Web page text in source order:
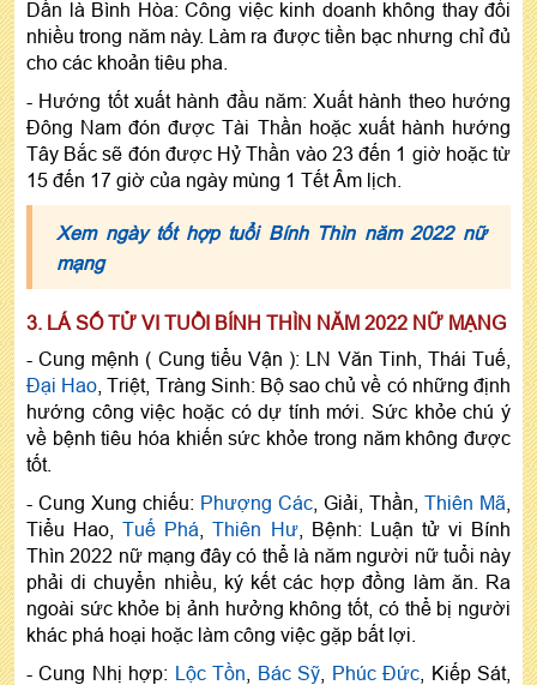
Dần là Bình Hòa: Công việc kinh doanh không thay đổi
nhiều trong năm này. Làm ra được tiền bạc nhưng chỉ đủ
cho các khoản tiêu pha.
- Hướng tốt xuất hành đầu năm: Xuất hành theo hướng
Đông Nam đón được Tài Thần hoặc xuất hành hướng
Tây Bắc sẽ đón được Hỷ Thần vào 23 đến 1 giờ hoặc từ
15 đến 17 giờ của ngày mùng 1 Tết Âm lịch.
Xem ngày tốt hợp tuổi Bính Thìn năm 2022 nữ
mạng
3. LÁ SỐ TỬ VI TUỔI BÍNH THÌN NĂM 2022 NỮ MẠNG
- Cung mệnh ( Cung tiểu Vận ): LN Văn Tinh, Thái Tuế,
Đại Hao , Triệt, Tràng Sinh: Bộ sao chủ về có những định
hướng công việc hoặc có dự tính mới. Sức khỏe chú ý
về bệnh tiêu hóa khiến sức khỏe trong năm không được
tốt.
- Cung Xung chiếu: Phượng Các , Giải, Thần, Thiên Mã
Tiểu Hao,Tuế Phá ,Thiên Hư, Bệnh: Luận tử vi Bính
Thìn 2022 nữ mạng đây có thể là năm người nữ tuổi này
phải di chuyển nhiều, ký kết các hợp đồng làm ăn. Ra
ngoài sức khỏe bị ảnh hưởng không tốt, có thể bị người
khác phá hoại hoặc làm công việc gặp bất lợi.
- Cung Nhị hợp: Lộc Tồn Bác Sỹ Phúc Đức , Kiếp Sát,